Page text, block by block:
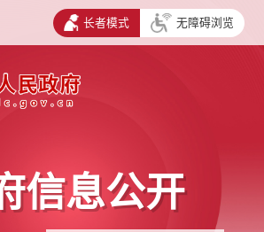
长者模式 无障碍浏览
信息公开